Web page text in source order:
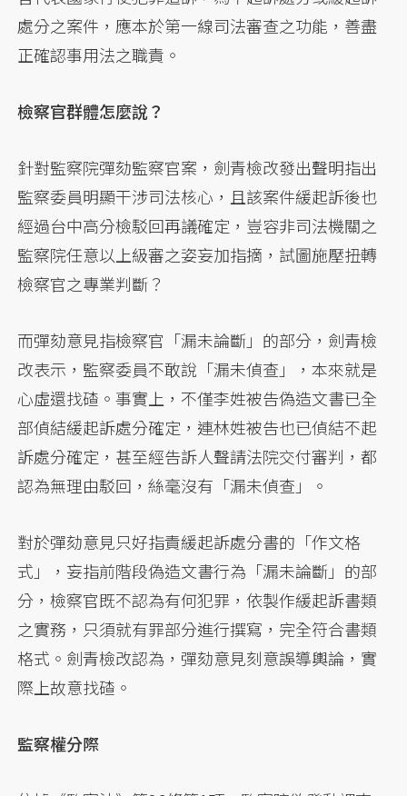
處分之案件，應本於第一線司法審查之功能，善盡
正確認事用法之職責。
檢察官群體怎麼說？
針對監察院彈劾監察官案，劍青檢改發出聲明指出
監察委員明顯干涉司法核心，且該案件緩起訴後也
經過台中高分檢駁回再議確定，豈容非司法機關之
監察院任意以上級審之姿妄加指摘，試圖施壓扭轉
檢察官之專業判斷？
而彈劾意見指檢察官「漏未論斷」的部分，劍青檢
改表示，監察委員不敢說「漏未偵查」，本來就是
心虛還找碴。事實上，不僅李姓被告偽造文書已全
部偵結緩起訴處分確定，連林姓被告也已偵結不起
訴處分確定，甚至經告訴人聲請法院交付審判，都
認為無理由駁回，絲毫沒有「漏未偵查」。
對於彈劾意見只好指責緩起訴處分書的「作文格
式」，妄指前階段偽造文書行為「漏未論斷」的部
分，檢察官既不認為有何犯罪，依製作緩起訴書類
之實務，只須就有罪部分進行撰寫，完全符合書類
格式。劍青檢改認為，彈劾意見刻意誤導輿論，實
際上故意找碴。
監察權分際